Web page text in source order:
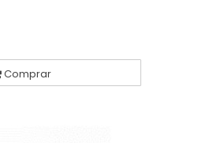
Comprar